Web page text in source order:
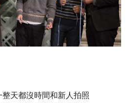
天都沒時間和新人拍照